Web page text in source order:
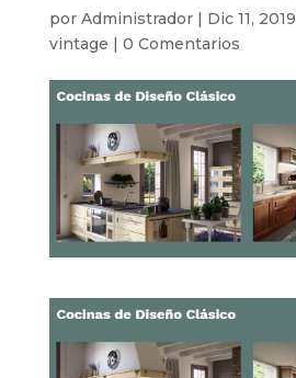
por Administrador| Dic 11, 2019
vintage | 0 Comentarios